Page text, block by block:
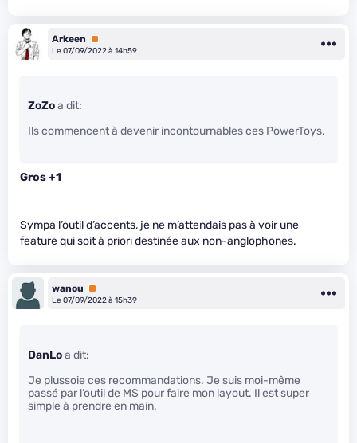
Arkeen
Premium
Le 07/09/2022 à 14h59
ZoZoa dit:
Ils commencent à devenir incontournables ces PowerToys.
Gros +1
Sympa l’outil d’accents, je ne m’attendais pas à voir une
feature qui soit à priori destinée aux non-anglophones.
wanou
Premium
Le 07/09/2022 à 15h39
DanLoa dit:
Je plussoie ces recommandations. Je suis moi-même
passé par l’outil de MS pour faire mon layout. Il est super
simple à prendre en main.